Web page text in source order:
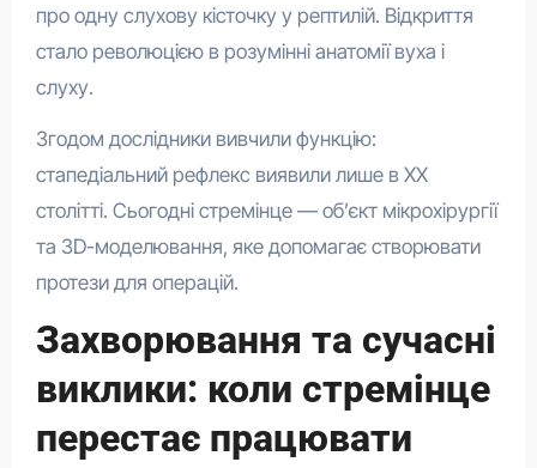
про одну слухову кісточку у рептилій. Відкриття
стало революцією в розумінні анатомії вуха і
слуху.
Згодом дослідники вивчили функцію:
стапедіальний рефлекс виявили лише в XX
столітті. Сьогодні стремінце — об’єкт мікрохірургії
та 3D-моделювання, яке допомагає створювати
протези для операцій.
Захворювання та сучасні
виклики: коли стремінце
перестає працювати